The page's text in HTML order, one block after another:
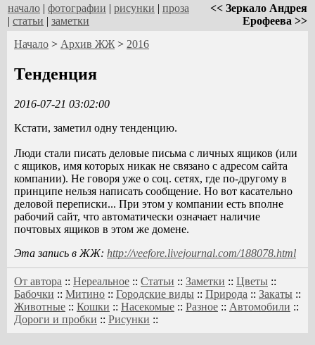
начало | фотографии | рисунки | проза
| статьи | заметки
<< Зеркало Андрея
Ерофеева >>
Начало > Архив ЖЖ > 2016
Тенденция
2016-07-21 03:02:00
Кстати, заметил одну тенденцию.
Люди стали писать деловые письма с личных ящиков (или
с ящиков, имя которых никак не связано с адресом сайта
компании). Не говоря уже о соц. сетях, где по-другому в
принципе нельзя написать сообщение. Но вот касательно
деловой переписки... При этом у компании есть вполне
рабочий сайт, что автоматически означает наличие
почтовых ящиков в этом же домене.
Эта запись в ЖЖ: http://veefore.livejournal.com/188078.html
От автора :: Нереальное :: Статьи :: Заметки :: Цветы ::
Бабочки :: Митино :: Городские виды :: Природа :: Закаты ::
Животные :: Кошки :: Насекомые :: Разное :: Автомобили ::
Дороги и пробки :: Рисунки ::